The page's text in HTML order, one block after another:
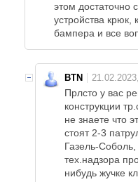
этом достаточно
устройства крюк,
бампера и все
BTN
Прлсто у вас
конструкции
не знаете что
стоят 2-3
Газель-
тех.надзора
нибудь жучке